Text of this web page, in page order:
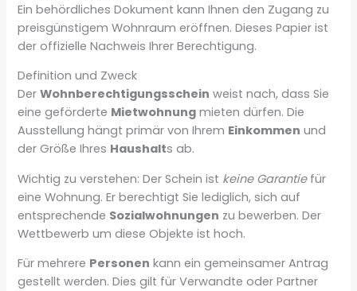
Ein behördliches Dokument kann Ihnen den Zugang zu
preisgünstigem Wohnraum eröffnen. Dieses Papier ist
der offizielle Nachweis Ihrer Berechtigung.
Definition und Zweck
DerWohnberechtigungsschein weist nach, dass Sie
eine geförderte Mietwohnung mieten dürfen. Die
Ausstellung hängt primär von Ihrem Einkommen und
der Größe Ihres Haushalts ab.
Wichtig zu verstehen: Der Schein ist keine Garantiefür
eine Wohnung. Er berechtigt Sie lediglich, sich auf
entsprechende Sozialwohnungen zu bewerben. Der
Wettbewerb um diese Objekte ist hoch.
Für mehrere Personen kann ein gemeinsamer Antrag
gestellt werden. Dies gilt für Verwandte oder Partner